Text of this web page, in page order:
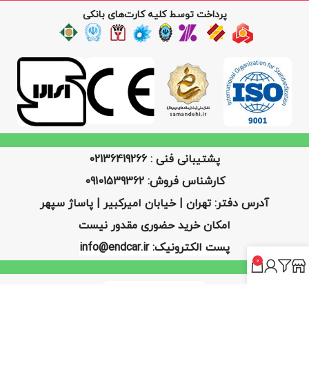
پرداخت توسط کلیه کارت‌های بانکی
پشتیبانی فنی : 02136419266
کارشناس فروش: 09101539362
آدرس دفتر: تهران | خیابان امیرکبیر | پاساژ سپهر
امکان خرید حضوری مقدور نیست
پست الکترونیک: info@endcar.ir
0